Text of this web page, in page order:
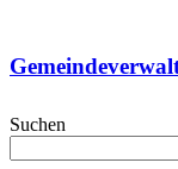
Suchen